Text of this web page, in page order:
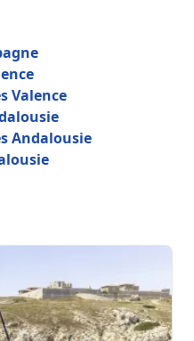
Valence
Andalousie